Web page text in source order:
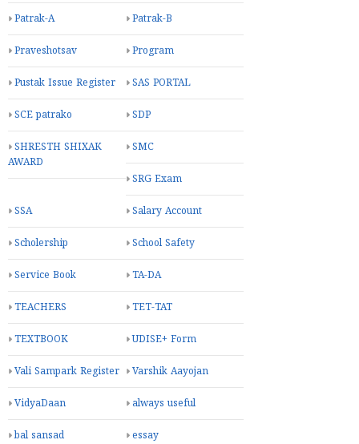
Patrak-A Patrak-B
Praveshotsav Program
Pustak Issue Register SAS PORTAL
SCE patrako SDP
SHRESTH SHIXAK
AWARD
SMC
SRG Exam
SSA Salary Account
Scholership School Safety
Service Book TA-DA
TEACHERS TET-TAT
TEXTBOOK UDISE+ Form
Vali Sampark Register Varshik Aayojan
VidyaDaan always useful
bal sansad essay